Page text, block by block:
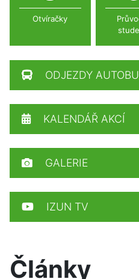
Články
Otvíračky
ODJEZDY
KALENDÁŘ AKCÍ
GALERIE
IZUN TV